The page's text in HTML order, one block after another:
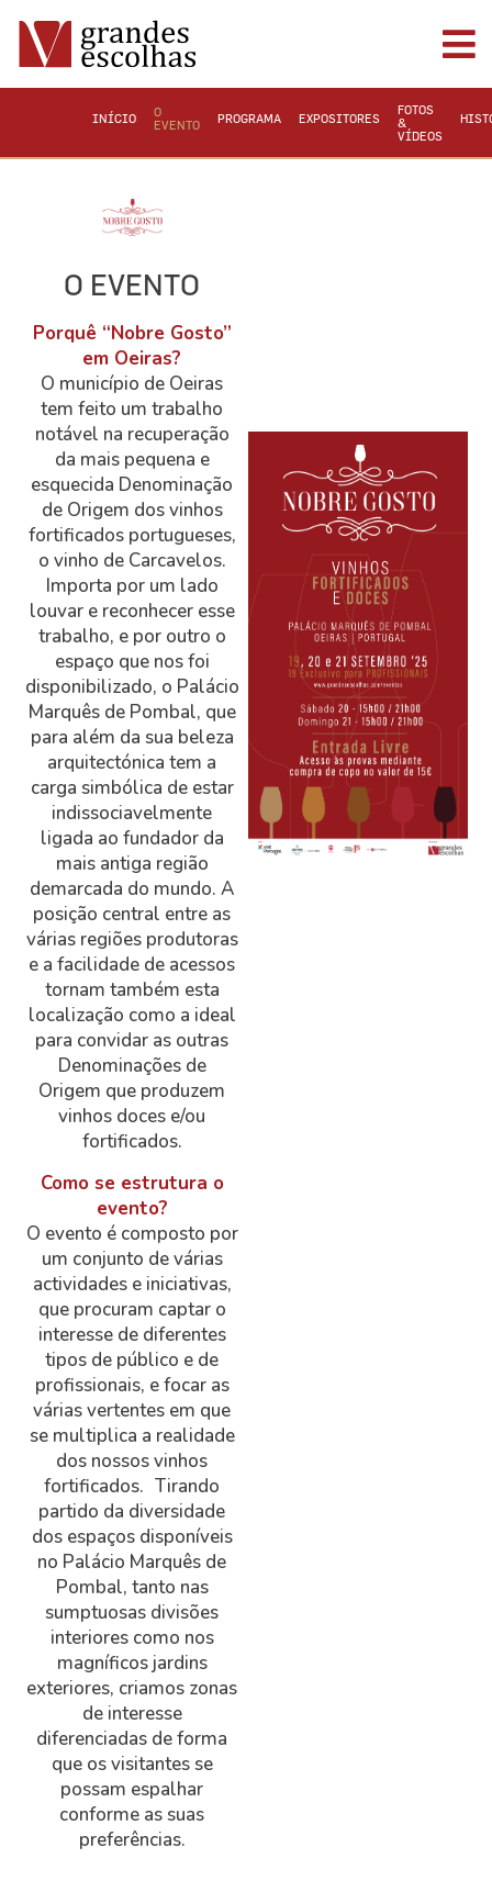
INÍCIO
O
EVENTO
PROGRAMA EXPOSITORES
FOTOS
&
VÍDEOS
O EVENTO
Porquê “Nobre Gosto”
em Oeiras?
O município de Oeiras
tem feito um trabalho
notável na recuperação
da mais pequena e
esquecida Denominação
de Origem dos vinhos
fortificados portugueses,
o vinho de Carcavelos.
Importa por um lado
louvar e reconhecer esse
trabalho, e por outro o
espaço que nos foi
disponibilizado, o Palácio
Marquês de Pombal, que
para além da sua beleza
arquitectónica tem a
carga simbólica de estar
indissociavelmente
ligada ao fundador da
mais antiga região
demarcada do mundo. A
posição central entre as
várias regiões produtoras
e a facilidade de acessos
tornam também esta
localização como a ideal
para convidar as outras
Denominações de
Origem que produzem
vinhos doces e/ou
fortificados.
Como se estrutura o
evento?
O evento é composto por
um conjunto de várias
actividades e iniciativas,
que procuram captar o
interesse de diferentes
tipos de público e de
profissionais, e focar as
várias vertentes em que
se multiplica a realidade
dos nossos vinhos
fortificados. Tirando
partido da diversidade
dos espaços disponíveis
no Palácio Marquês de
Pombal, tanto nas
sumptuosas divisões
interiores como nos
magníficos jardins
exteriores, criamos zonas
de interesse
diferenciadas de forma
que os visitantes se
possam espalhar
conforme as suas
preferências.